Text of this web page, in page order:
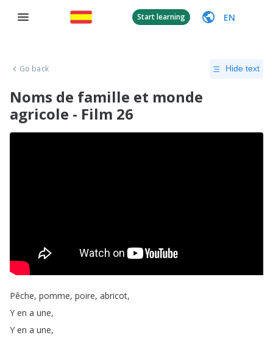
Start learning EN
Go back Hide text
Noms de famille et monde
agricole - Film 26
Pêche, pomme, poire, abricot,
Y en a une,
Y en a une,